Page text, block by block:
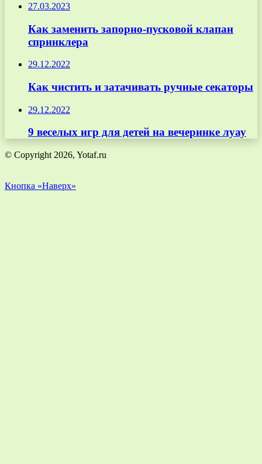
27.03.2023
Как заменить запорно-пусковой клапан
спринклера
29.12.2022
Как чистить и затачивать ручные секаторы
29.12.2022
9 веселых игр для детей на вечеринке луау
© Copyright 2026, Yotaf.ru
Кнопка «Наверх»